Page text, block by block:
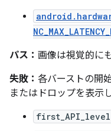
パス： 画像は視覚的に
失敗： 各バーストの開
またはドロップを表示
first_API_level